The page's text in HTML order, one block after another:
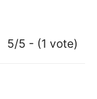
5/5 - (1 vote)